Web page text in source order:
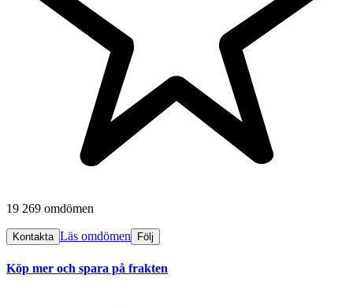
19 269 omdömen
Kontakta Läs omdömen Följ
Köp mer och spara på frakten